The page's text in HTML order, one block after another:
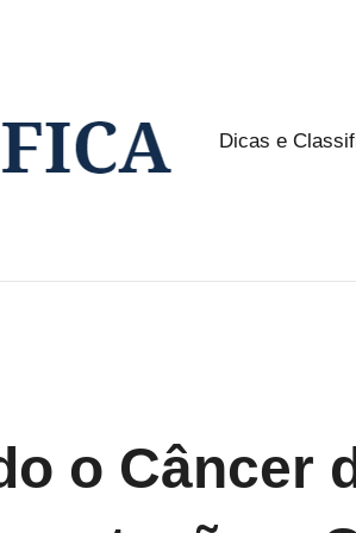
Dicas e
o Câncer